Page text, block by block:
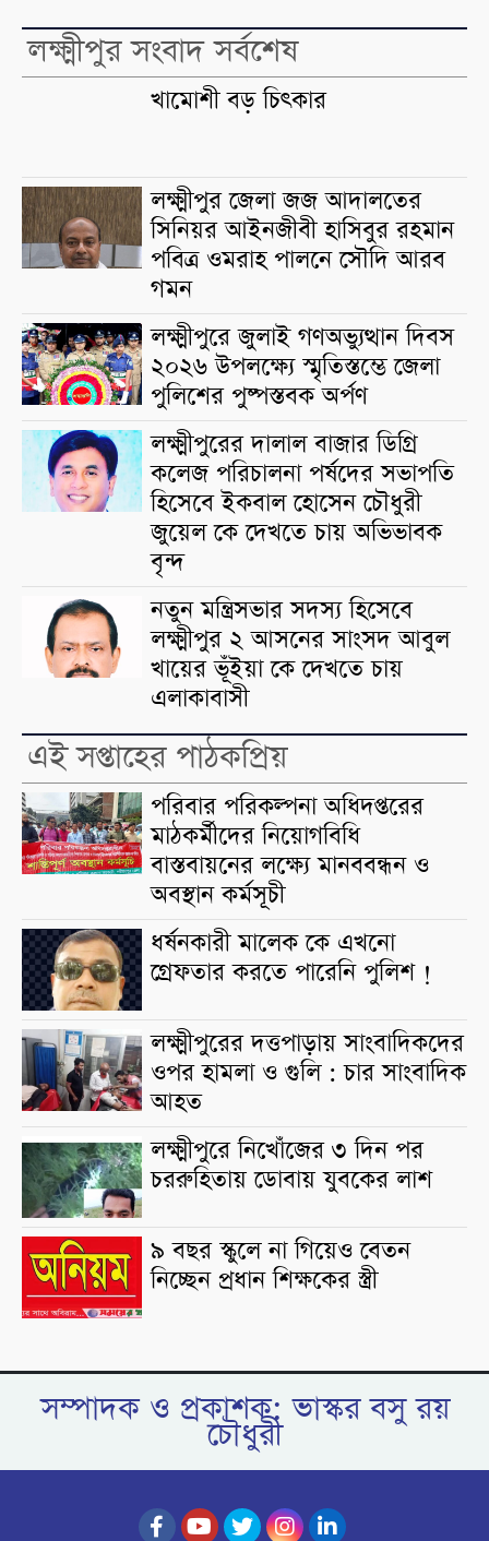
লক্ষ্মীপুর সংবাদ সর্বশেষ
খামোশী বড় চিৎকার
লক্ষ্মীপুর জেলা জজ আদালতের
সিনিয়র আইনজীবী হাসিবুর রহমান
পবিত্র ওমরাহ পালনে সৌদি আরব
গমন
লক্ষ্মীপুরে জুলাই গণঅভ্যুত্থান দিবস
২০২৬ উপলক্ষ্যে স্মৃতিস্তম্ভে জেলা
পুলিশের পুষ্পস্তবক অর্পণ
লক্ষ্মীপুরের দালাল বাজার ডিগ্রি
কলেজ পরিচালনা পর্ষদের সভাপতি
হিসেবে ইকবাল হোসেন চৌধুরী
জুয়েল কে দেখতে চায় অভিভাবক
বৃন্দ
নতুন মন্ত্রিসভার সদস্য হিসেবে
লক্ষ্মীপুর ২ আসনের সাংসদ আবুল
খায়ের ভূঁইয়া কে দেখতে চায়
এলাকাবাসী
এই সপ্তাহের পাঠকপ্রিয়
পরিবার পরিকল্পনা অধিদপ্তরের
মাঠকর্মীদের নিয়োগবিধি
বাস্তবায়নের লক্ষ্যে মানববন্ধন ও
অবস্থান কর্মসূচী
ধর্ষনকারী মালেক কে এখনো
গ্রেফতার করতে পারেনি পুলিশ !
লক্ষ্মীপুরের দত্তপাড়ায় সাংবাদিকদের
ওপর হামলা ও গুলি : চার সাংবাদিক
আহত
লক্ষ্মীপুরে নিখোঁজের ৩ দিন পর
চররুহিতায় ডোবায় যুবকের লাশ
৯ বছর স্কুলে না গিয়েও বেতন
নিচ্ছেন প্রধান শিক্ষকের স্ত্রী
সম্পাদক ও প্রকাশক: ভাস্কর বসু রয়
চৌধুরী